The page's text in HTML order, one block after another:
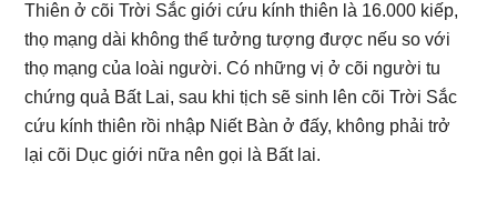
Thiên ở cõi Trời Sắc giới cứu kính thiên là 16.000 kiếp,
thọ mạng dài không thể tưởng tượng được nếu so với
thọ mạng của loài người. Có những vị ở cõi người tu
chứng quả Bất Lai, sau khi tịch sẽ sinh lên cõi Trời Sắc
cứu kính thiên rồi nhập Niết Bàn ở đấy, không phải trở
lại cõi Dục giới nữa nên gọi là Bất lai.